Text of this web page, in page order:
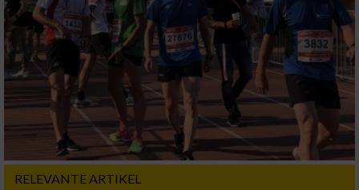
RELEVANTE ARTIKEL
IAB-Besonderheiten:
Verwendung genauer Standortdaten
Geräte anhand von aktiv angeforderten
Informationen identifizieren
Nicht-IAB-Verarbeitungszwecke:
Notwendig